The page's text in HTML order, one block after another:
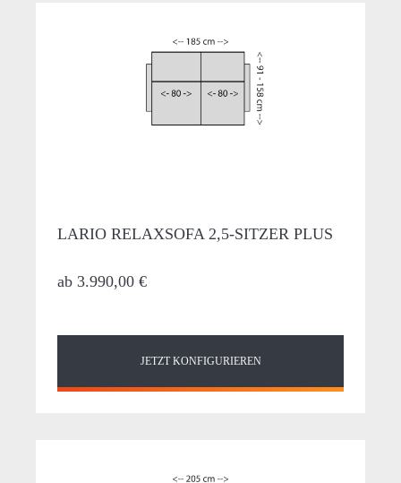
LARIO RELAXSOFA 2,5-SITZER PLUS
ab 3.990,00 €
JETZT KONFIGURIEREN